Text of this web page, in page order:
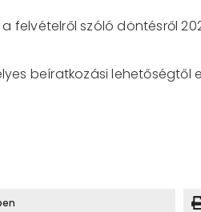
szóló döntésről
beíratkozási lehetőségtől